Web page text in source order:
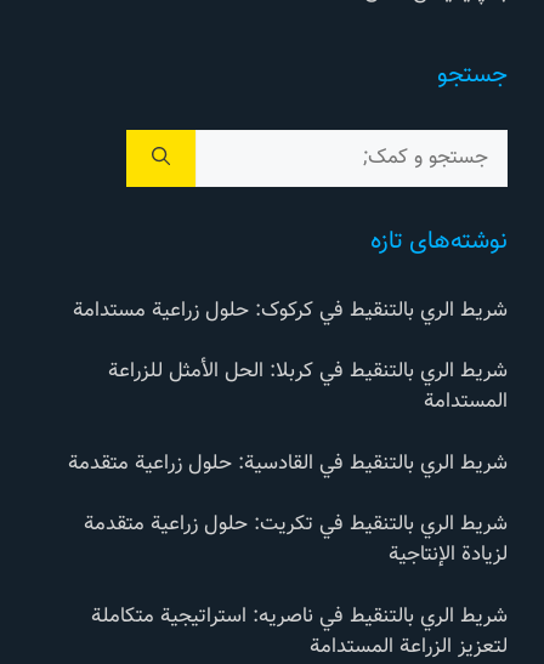
جستجو
برای:
نوشته‌های تازه
شريط الري بالتنقيط في کرکوک: حلول زراعية مستدامة
شريط الري بالتنقيط في كربلا: الحل الأمثل للزراعة
المستدامة
شريط الري بالتنقيط في القادسية: حلول زراعية متقدمة
شريط الري بالتنقيط في تكريت: حلول زراعية متقدمة
لزيادة الإنتاجية
شريط الري بالتنقيط في ناصریه: استراتيجية متكاملة
لتعزيز الزراعة المستدامة